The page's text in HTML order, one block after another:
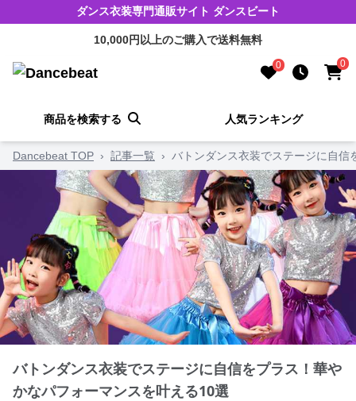
ダンス衣装専門通販サイト ダンスビート
10,000円以上のご購入で送料無料
0 0
商品を検索する 人気ランキング
Dancebeat TOP › 記事一覧 › バトンダンス衣装でステージに自信
バトンダンス衣装でステージに自信をプラス！華や
かなパフォーマンスを叶える10選